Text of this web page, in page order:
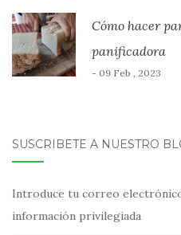
Cómo hacer
panificadora
- 09 Feb , 2023
SUSCRÍBETE A NUESTRO
Introduce tu correo
información privilegiada